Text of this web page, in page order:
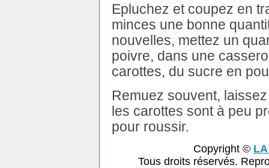
Epluchez et coupez en
minces une bonne
nouvelles, mettez un
poivre, dans une
carottes, du sucre en
Remuez souvent,
les carottes sont à peu
pour roussir.
Copyright ©
Tous droits réservés.